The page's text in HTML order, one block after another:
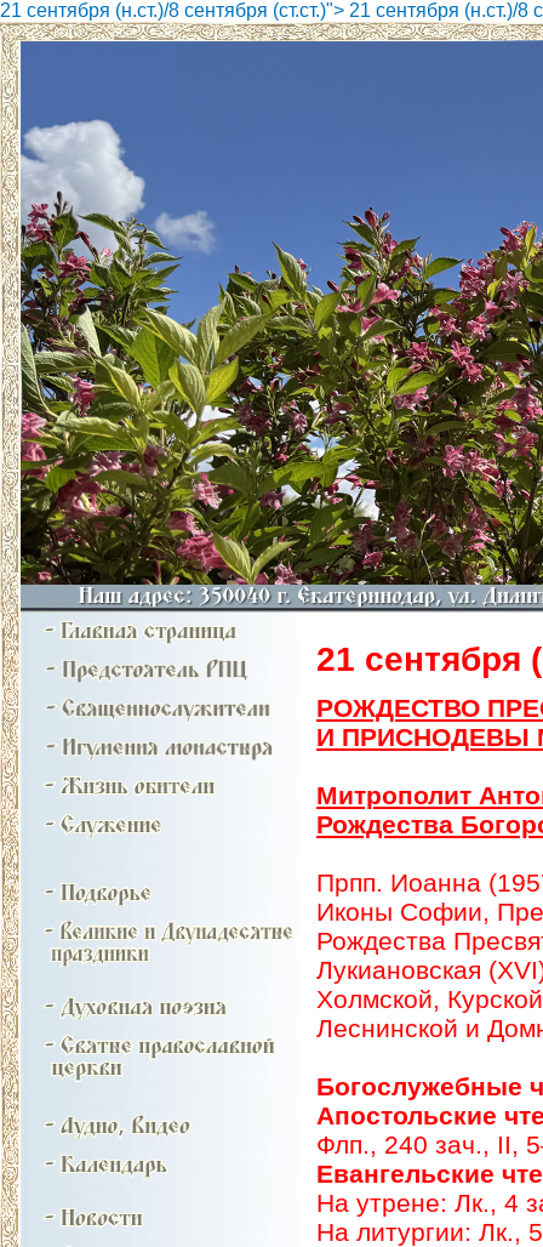
21 сентября (н.ст.)/8 сентября (ст.ст.)"> 21 сентября (н.ст.)/8
21 сентября
РОЖДЕСТВО
И ПРИСНОДЕВЫ
Митрополит
Рождества
Прпп. Иоанна
Иконы Софии,
Рождества
Лукиановская
Холмской,
Леснинской и
Богослужебные
Апостольские
Флп., 240 зач., II,
Евангельские
На утрене: Лк., 4
На литургии: Лк.,